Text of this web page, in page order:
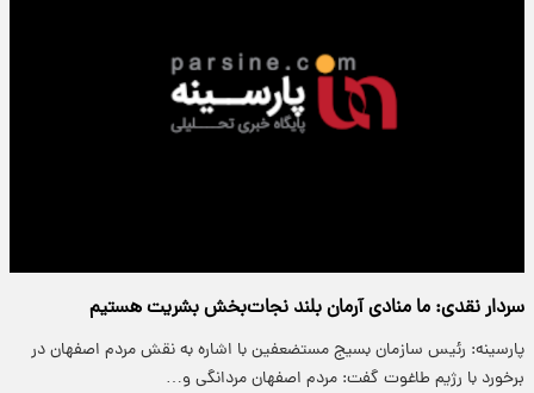
سردار ‌نقدی: ما منادی آرمان بلند نجات‌بخش بشریت هستیم
پارسینه: رئیس سازمان بسیج مستضعفین با اشاره به نقش مردم اصفهان در
برخورد با رژیم طاغوت گفت: مردم اصفهان مردانگی و…